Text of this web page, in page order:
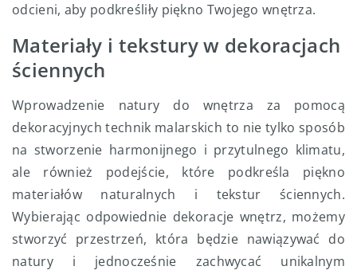
odcieni, aby podkreśliły piękno Twojego wnętrza.
Materiały i tekstury w dekoracjach
ściennych
Wprowadzenie natury do wnętrza za pomocą
dekoracyjnych technik malarskich to nie tylko sposób
na stworzenie harmonijnego i przytulnego klimatu,
ale również podejście, które podkreśla piękno
materiałów naturalnych i tekstur ściennych.
Wybierając odpowiednie dekoracje wnętrz, możemy
stworzyć przestrzeń, która będzie nawiązywać do
natury i jednocześnie zachwycać unikalnym